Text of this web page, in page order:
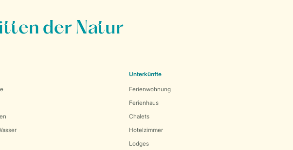
der Natur
Unterkünfte
Ferienwohnung
Ferienhaus
Chalets
Hotelzimmer
Lodges